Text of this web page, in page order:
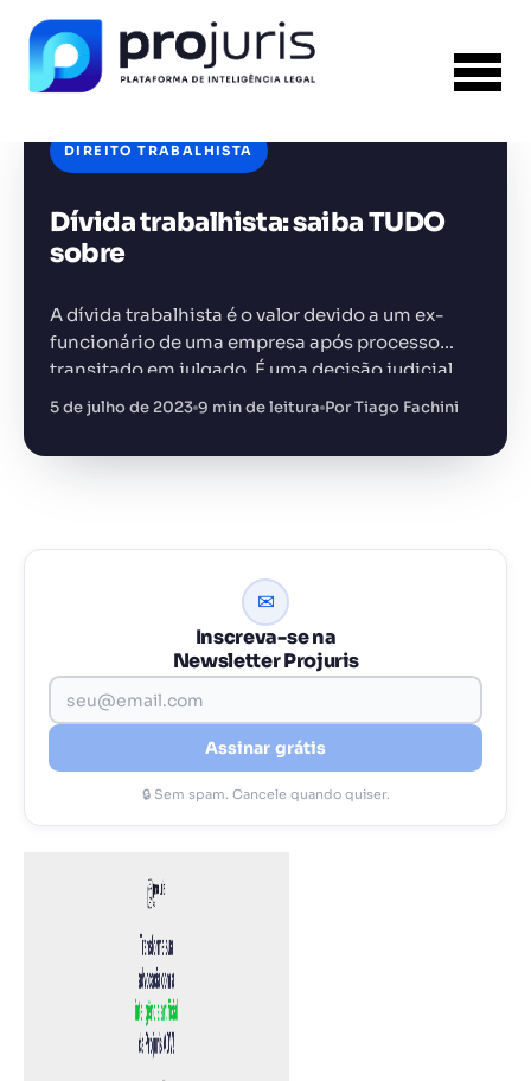
DIREITO TRABALHISTA
Dívida trabalhista: saiba TUDO
sobre
A dívida trabalhista é o valor devido a um ex-
funcionário de uma empresa após processo
transitado em julgado. É uma decisão judicial
definitiva e irrecorrível.
5 de julho de 2023 9 min de leitura Por Tiago Fachini
✉
Inscreva-se na
Newsletter Projuris
Assinar grátis
🔒 Sem spam. Cancele quando quiser.
FERRAMENTA RECOMENDADA PARA ESTE
CONTEÚDO
Gerador de Petição
+14.000 juristas